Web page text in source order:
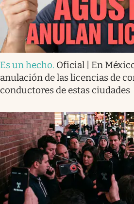
Es un hecho. Oficial | En
anulación de las licencias de
conductores de estas ciudades